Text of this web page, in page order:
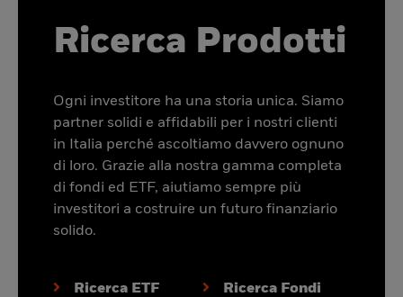
Ricerca Prodotti
Ogni investitore ha una storia unica. Siamo
partner solidi e affidabili per i nostri clienti
in Italia perché ascoltiamo davvero ognuno
di loro. Grazie alla nostra gamma completa
di fondi ed ETF, aiutiamo sempre più
investitori a costruire un futuro finanziario
solido.
Ricerca ETF Ricerca Fondi